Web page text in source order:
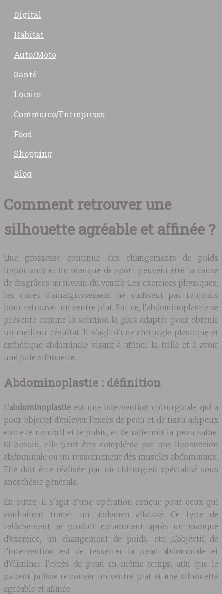
Digital
Habitat
Auto/Moto
Santé
Loisirs
Commerce/Entreprises
Food
Shopping
Blog
Comment retrouver une
silhouette agréable et affinée ?
Une grossesse continue, des changements de poids
importants et un manque de sport peuvent être la cause
de disgrâces au niveau du ventre. Les exercices physiques,
les cures d’amaigrissement ne suffisent pas toujours
pour retrouver un ventre plat. Sur ce, l’abdominoplastie se
présente comme la solution la plus adaptée pour obtenir
un meilleur résultat. Il s’agit d’une chirurgie plastique et
esthétique abdominale visant à affiner la taille et à avoir
une jolie silhouette.
Abdominoplastie : définition
L’abdominoplastie est une intervention chirurgicale qui a
pour objectif d’enlever l’excès de peau et de tissu adipeux
entre le nombril et le pubis, et de raffermir la peau saine.
Si besoin, elle peut être complétée par une liposuccion
abdominale ou un resserrement des muscles abdominaux.
Elle doit être réalisée par un chirurgien spécialisé sous
anesthésie générale.
En outre, il s’agit d’une opération conçue pour ceux qui
souhaitent traiter un abdomen affaissé. Ce type de
relâchement se produit notamment après un manque
d’exercice, un changement de poids, etc. L’objectif de
l’intervention est de resserrer la peau abdominale et
d’éliminer l’excès de peau en même temps, afin que le
patient puisse retrouver un ventre plat et une silhouette
agréable et affinée.